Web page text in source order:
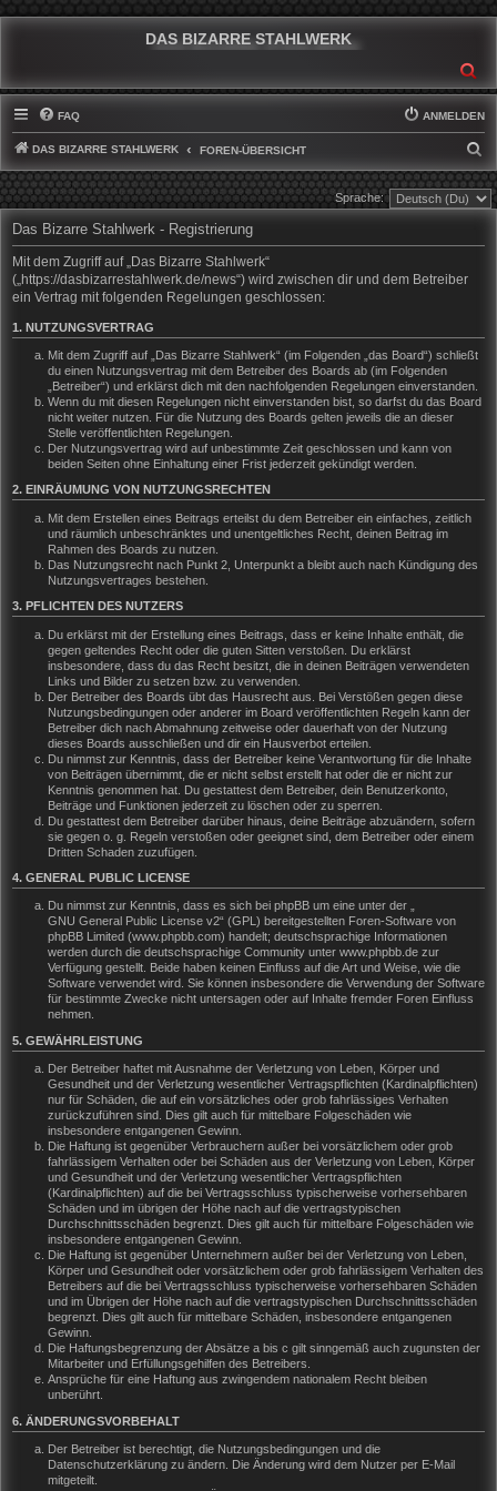
DAS BIZARRE STAHLWERK
FAQ ANMELDEN
DAS BIZARRE STAHLWERK FOREN-ÜBERSICHT
U
C
Sprache:
Das Bizarre Stahlwerk - Registrierung
Mit dem Zugriff auf „Das Bizarre Stahlwerk“
(„https://dasbizarrestahlwerk.de/news“) wird zwischen dir und dem Betreiber
ein Vertrag mit folgenden Regelungen geschlossen:
1. NUTZUNGSVERTRAG
Mit dem Zugriff auf „Das Bizarre Stahlwerk“ (im Folgenden „das Board“) schließt
du einen Nutzungsvertrag mit dem Betreiber des Boards ab (im Folgenden
„Betreiber“) und erklärst dich mit den nachfolgenden Regelungen einverstanden.
Wenn du mit diesen Regelungen nicht einverstanden bist, so darfst du das Board
nicht weiter nutzen. Für die Nutzung des Boards gelten jeweils die an dieser
Stelle veröffentlichten Regelungen.
Der Nutzungsvertrag wird auf unbestimmte Zeit geschlossen und kann von
beiden Seiten ohne Einhaltung einer Frist jederzeit gekündigt werden.
2. EINRÄUMUNG VON NUTZUNGSRECHTEN
Mit dem Erstellen eines Beitrags erteilst du dem Betreiber ein einfaches, zeitlich
und räumlich unbeschränktes und unentgeltliches Recht, deinen Beitrag im
Rahmen des Boards zu nutzen.
Das Nutzungsrecht nach Punkt 2, Unterpunkt a bleibt auch nach Kündigung des
Nutzungsvertrages bestehen.
3. PFLICHTEN DES NUTZERS
Du erklärst mit der Erstellung eines Beitrags, dass er keine Inhalte enthält, die
gegen geltendes Recht oder die guten Sitten verstoßen. Du erklärst
insbesondere, dass du das Recht besitzt, die in deinen Beiträgen verwendeten
Links und Bilder zu setzen bzw. zu verwenden.
Der Betreiber des Boards übt das Hausrecht aus. Bei Verstößen gegen diese
Nutzungsbedingungen oder anderer im Board veröffentlichten Regeln kann der
Betreiber dich nach Abmahnung zeitweise oder dauerhaft von der Nutzung
dieses Boards ausschließen und dir ein Hausverbot erteilen.
Du nimmst zur Kenntnis, dass der Betreiber keine Verantwortung für die Inhalte
von Beiträgen übernimmt, die er nicht selbst erstellt hat oder die er nicht zur
Kenntnis genommen hat. Du gestattest dem Betreiber, dein Benutzerkonto,
Beiträge und Funktionen jederzeit zu löschen oder zu sperren.
Du gestattest dem Betreiber darüber hinaus, deine Beiträge abzuändern, sofern
sie gegen o. g. Regeln verstoßen oder geeignet sind, dem Betreiber oder einem
Dritten Schaden zuzufügen.
4. GENERAL PUBLIC LICENSE
Du nimmst zur Kenntnis, dass es sich bei phpBB um eine unter der „
GNU General Public License v2“ (GPL) bereitgestellten Foren-Software von
phpBB Limited (www.phpbb.com) handelt; deutschsprachige Informationen
werden durch die deutschsprachige Community unter www.phpbb.de zur
Verfügung gestellt. Beide haben keinen Einfluss auf die Art und Weise, wie die
Software verwendet wird. Sie können insbesondere die Verwendung der Software
für bestimmte Zwecke nicht untersagen oder auf Inhalte fremder Foren Einfluss
nehmen.
5. GEWÄHRLEISTUNG
Der Betreiber haftet mit Ausnahme der Verletzung von Leben, Körper und
Gesundheit und der Verletzung wesentlicher Vertragspflichten (Kardinalpflichten)
nur für Schäden, die auf ein vorsätzliches oder grob fahrlässiges Verhalten
zurückzuführen sind. Dies gilt auch für mittelbare Folgeschäden wie
insbesondere entgangenen Gewinn.
Die Haftung ist gegenüber Verbrauchern außer bei vorsätzlichem oder grob
fahrlässigem Verhalten oder bei Schäden aus der Verletzung von Leben, Körper
und Gesundheit und der Verletzung wesentlicher Vertragspflichten
(Kardinalpflichten) auf die bei Vertragsschluss typischerweise vorhersehbaren
Schäden und im übrigen der Höhe nach auf die vertragstypischen
Durchschnittsschäden begrenzt. Dies gilt auch für mittelbare Folgeschäden wie
insbesondere entgangenen Gewinn.
Die Haftung ist gegenüber Unternehmern außer bei der Verletzung von Leben,
Körper und Gesundheit oder vorsätzlichem oder grob fahrlässigem Verhalten des
Betreibers auf die bei Vertragsschluss typischerweise vorhersehbaren Schäden
und im Übrigen der Höhe nach auf die vertragstypischen Durchschnittsschäden
begrenzt. Dies gilt auch für mittelbare Schäden, insbesondere entgangenen
Gewinn.
Die Haftungsbegrenzung der Absätze a bis c gilt sinngemäß auch zugunsten der
Mitarbeiter und Erfüllungsgehilfen des Betreibers.
Ansprüche für eine Haftung aus zwingendem nationalem Recht bleiben
unberührt.
6. ÄNDERUNGSVORBEHALT
Der Betreiber ist berechtigt, die Nutzungsbedingungen und die
Datenschutzerklärung zu ändern. Die Änderung wird dem Nutzer per E-Mail
mitgeteilt.